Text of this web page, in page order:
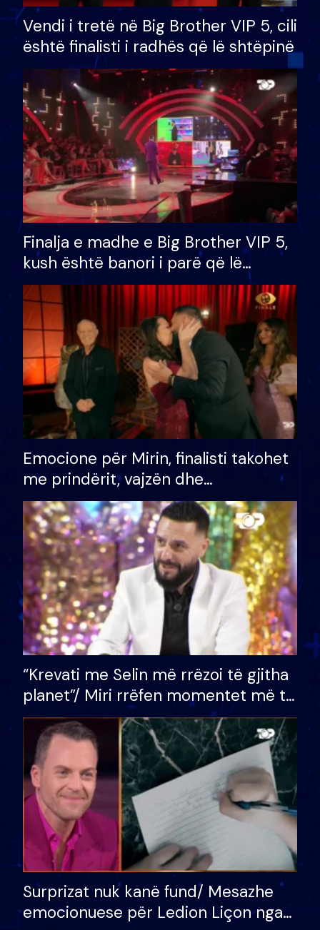
Vendi i tretë në Big Brother VIP 5, cili
është finalisti i radhës që lë shtëpinë
Finalja e madhe e Big Brother VIP 5,
kush është banori i parë që lë
shtëpinë dhe humb mundësinë për
të fituar çmimin e madh
Emocione për Mirin, finalisti takohet
me prindërit, vajzën dhe
bashkëshorten: S’kemi ndonjë letër
divorci apo jo?
“Krevati me Selin më rrëzoi të gjitha
planet”/ Miri rrëfen momentet më të
bukura në shtëpinë e BB VIP: Do më
mungojë zilja e mëngjesit kur…
Surprizat nuk kanë fund/ Mesazhe
emocionuese për Ledion Liçon nga